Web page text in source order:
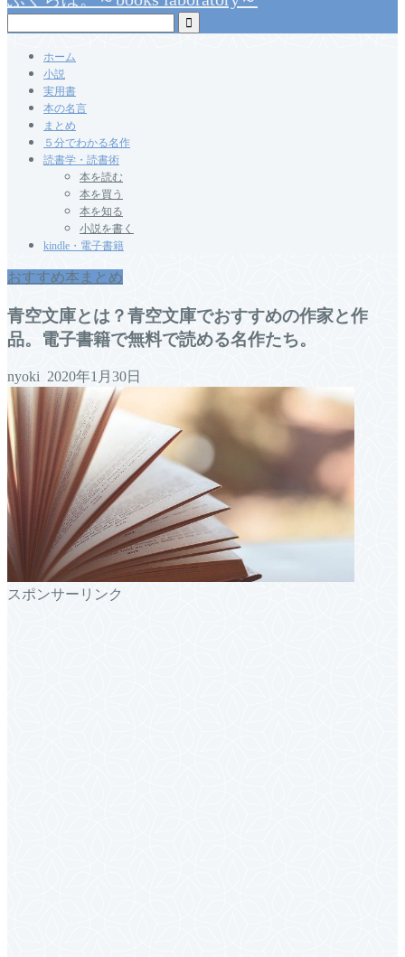
ホーム
小説
実用書
本の名言
まとめ
５分でわかる名作
読書学・読書術
本を読む
本を買う
本を知る
小説を書く
kindle・電子書籍
おすすめ本まとめ
青空文庫とは？青空文庫でおすすめの作家と作
品。電子書籍で無料で読める名作たち。
nyoki 2020年1月30日
スポンサーリンク